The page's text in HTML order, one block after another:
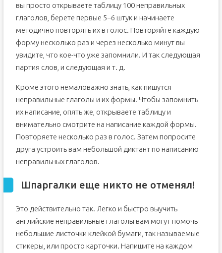
вы просто открываете таблицу 100 неправильных
глаголов, берете первые 5−6 штук и начинаете
методично повторять их в голос. Повторяйте каждую
форму несколько раз и через несколько минут вы
увидите, что кое-что уже запомнили. И так следующая
партия слов, и следующая и т. д.
Кроме этого немаловажно знать, как пишутся
неправильные глаголы и их формы. Чтобы запомнить
их написание, опять же, открываете таблицу и
внимательно смотрите на написание каждой формы.
Повторяете несколько раз в голос. Затем попросите
друга устроить вам небольшой диктант по написанию
неправильных глаголов.
Шпаргалки еще никто не отменял!
Это действительно так. Легко и быстро выучить
английские неправильные глаголы вам могут помочь
небольшие листочки клейкой бумаги, так называемые
стикеры, или просто карточки. Напишите на каждом